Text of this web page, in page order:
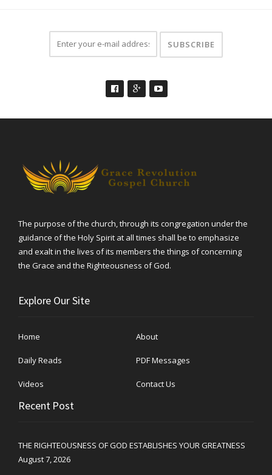
The purpose of the church, through its congregation under the
guidance of the Holy Spirit at all times shall be to emphasize
and exalt in the lives of its members the things of concerning
the Grace and the Righteousness of God.
Explore Our Site
Home About
Daily Reads PDF Messages
Videos Contact Us
Recent Post
THE RIGHTEOUSNESS OF GOD ESTABLISHES YOUR GREATNESS
August 7, 2026